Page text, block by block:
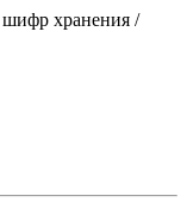
шифр хранения /